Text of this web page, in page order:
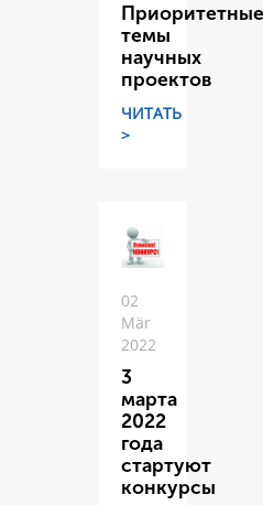
Приоритетные
темы
научных
проектов
ЧИТАТЬ
>
02
Mär
2022
3
марта
2022
года
стартуют
конкурсы